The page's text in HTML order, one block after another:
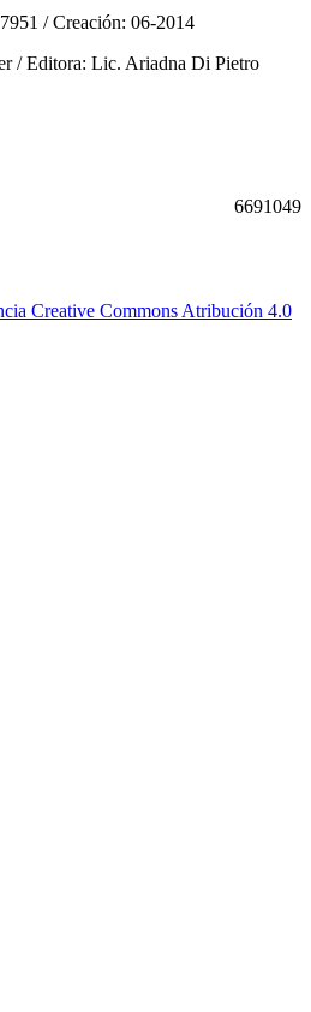
/ Creación: 06-2014
/ Editora: Lic. Ariadna Di Pietro
6691049
Creative Commons Atribución 4.0